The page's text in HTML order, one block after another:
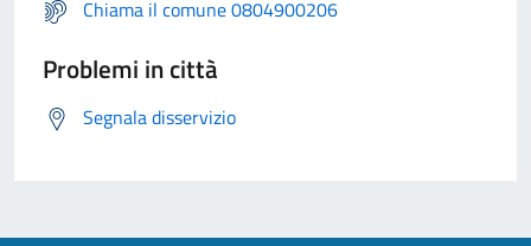
Chiama il comune 0804900206
Problemi in città
Segnala disservizio